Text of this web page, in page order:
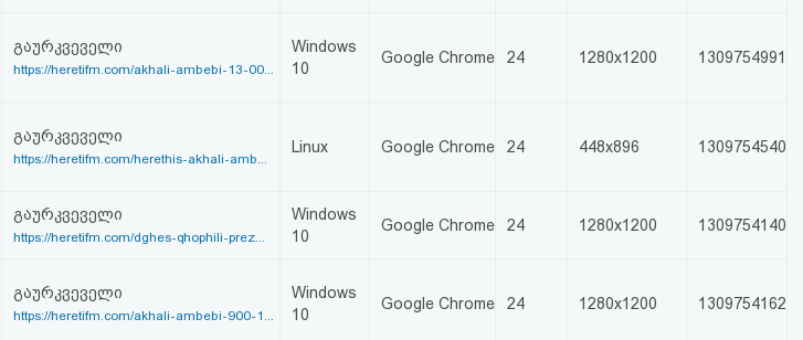
გაურკვეველი
https://heretifm.com/akhali-ambebi-13-00...
Windows
10
Google Chrome 24 1280x1200 1309754991
გაურკვეველი
https://heretifm.com/herethis-akhali-amb...
Linux Google Chrome 24 448x896 1309754540
გაურკვეველი
https://heretifm.com/dghes-qhophili-prez...
Windows
10
Google Chrome 24 1280x1200 1309754140
გაურკვეველი
https://heretifm.com/akhali-ambebi-900-1...
Windows
10
Google Chrome 24 1280x1200 1309754162